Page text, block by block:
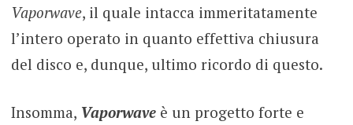
Vaporwave, il quale intacca immeritatamente
l’intero operato in quanto effettiva chiusura
del disco e, dunque, ultimo ricordo di questo.
Insomma, Vaporwaveè un progetto forte e